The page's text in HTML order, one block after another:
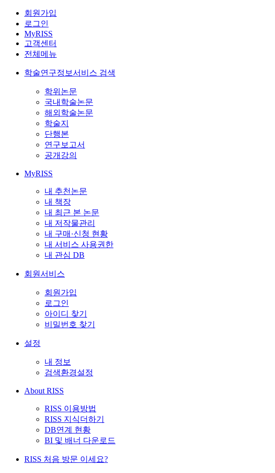
회원가입
로그인
MyRISS
고객센터
전체메뉴
학술연구정보서비스 검색
학위논문
국내학술논문
해외학술논문
학술지
단행본
연구보고서
공개강의
MyRISS
내 추천논문
내 책장
내 최근 본 논문
내 저작물관리
내 구매·신청 현황
내 서비스 사용권한
내 관심 DB
회원서비스
회원가입
로그인
아이디 찾기
비밀번호 찾기
설정
내 정보
검색환경설정
About RISS
RISS 이용방법
RISS 지식더하기
DB연계 현황
BI 및 배너 다운로드
RISS 처음 방문 이세요?